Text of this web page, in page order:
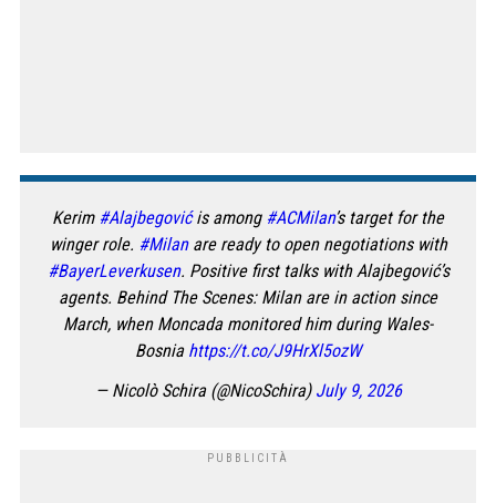
Kerim #Alajbegovićis among #ACMilan’s target for the
winger role. #Milanare ready to open negotiations with
#BayerLeverkusen. Positive first talks with Alajbegović’s
agents. Behind The Scenes: Milan are in action since
March, when Moncada monitored him during Wales-
Bosnia https://t.co/J9HrXl5ozW
— Nicolò Schira (@NicoSchira) July 9, 2026